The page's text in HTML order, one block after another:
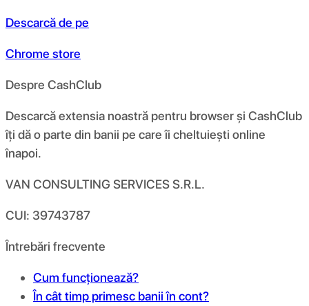
Descarcă de pe
Chrome store
Despre CashClub
Descarcă extensia noastră pentru browser și CashClub
îți dă o parte din banii pe care îi cheltuiești online
înapoi.
VAN CONSULTING SERVICES S.R.L.
CUI: 39743787
Întrebări frecvente
Cum funcționează?
În cât timp primesc banii în cont?